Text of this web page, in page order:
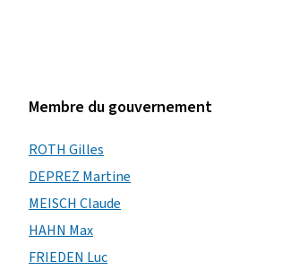
Membre du gouvernement
ROTH Gilles
DEPREZ Martine
MEISCH Claude
HAHN Max
FRIEDEN Luc